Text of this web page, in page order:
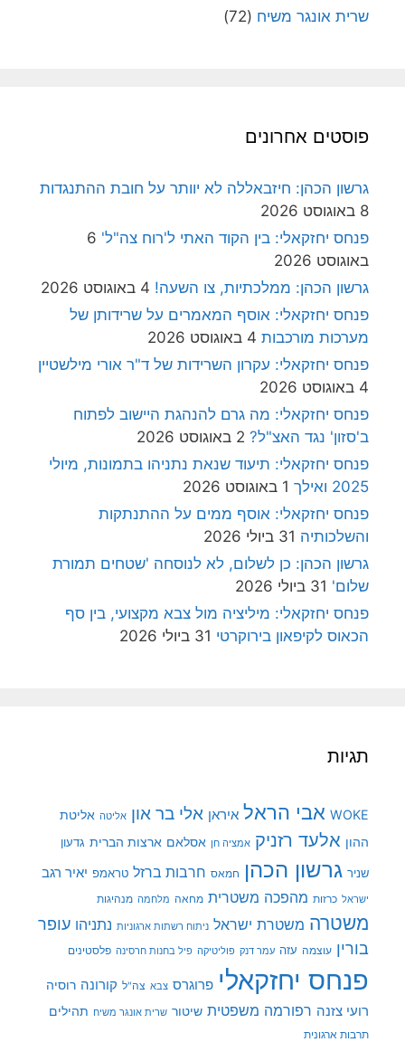
שרית אונגר משיח (72)
פוסטים אחרונים
גרשון הכהן: חיזבאללה לא יוותר על חובת ההתנגדות
8 באוגוסט 2026
פנחס יחזקאלי: בין הקוד האתי ל'רוח צה"ל' 6
באוגוסט 2026
גרשון הכהן: ממלכתיות, צו השעה! 4 באוגוסט 2026
פנחס יחזקאלי: אוסף המאמרים על שרידותן של
מערכות מורכבות 4 באוגוסט 2026
פנחס יחזקאלי: עקרון השרידות של ד"ר אורי מילשטיין
4 באוגוסט 2026
פנחס יחזקאלי: מה גרם להנהגת היישוב לפתוח
ב'סזון' נגד האצ"ל? 2 באוגוסט 2026
פנחס יחזקאלי: תיעוד שנאת נתניהו בתמונות, מיולי
2025 ואילך
1 באוגוסט 2026
פנחס יחזקאלי: אוסף ממים על ההתנתקות
והשלכותיה 31 ביולי 2026
גרשון הכהן: כן לשלום, לא לנוסחה 'שטחים תמורת
שלום' 31 ביולי 2026
פנחס יחזקאלי: מיליציה מול צבא מקצועי, בין סף
הכאוס לקיפאון בירוקרטי 31 ביולי 2026
תגיות
WOKE אבי הראל איראן אלי בר און אליטה אליטת
ההון אלעד רזניק אמציה חן אסלאם ארצות הברית גדעון
שניר גרשון הכהן חמאס חרבות ברזל טראמפ יאיר רגב
ישראל כרזות מהפכה משטרית מחאה מלחמה מנהיגות
משטרה משטרת ישראל ניתוח רשתות ארגוניות נתניהו עופר
בורין עוצמה עזה עמר דנק פוליטיקה פיל בחנות חרסינה פלסטינים
פנחס יחזקאלי פרוגרס צבא צה"ל קורונה רוסיה
רועי צזנה רפורמה משפטית שיטור שרית אונגר משיח תהילים
תרבות ארגונית